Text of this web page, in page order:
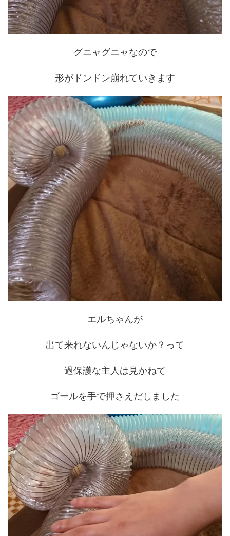
グニャグニャなので
形がドンドン崩れていきます
エルちゃんが
出て来れないんじゃないか？って
過保護な主人は見かねて
ゴールを手で押さえだしました